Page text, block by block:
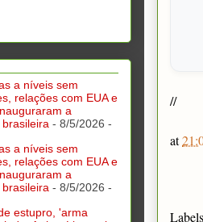
//
at
a níveis sem
relações com EUA e
a
- 8/5/2026 -
a níveis sem
relações com EUA e
a
- 8/5/2026 -
estupro, 'arma